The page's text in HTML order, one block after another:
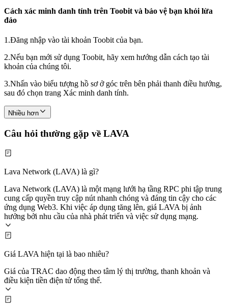
Cách xác minh danh tính trên Toobit và bảo vệ bạn khỏi lừa
đảo
1.Đăng nhập vào tài khoản Toobit của bạn.
2.Nếu bạn mới sử dụng Toobit, hãy xem hướng dẫn cách tạo tài
khoản của chúng tôi.
3.Nhấn vào biểu tượng hồ sơ ở góc trên bên phải thanh điều hướng,
sau đó chọn trang Xác minh danh tính.
Nhiều hơn
Câu hỏi thường gặp về LAVA
Lava Network (LAVA) là gì?
Lava Network (LAVA) là một mạng lưới hạ tầng RPC phi tập trung
cung cấp quyền truy cập nút nhanh chóng và đáng tin cậy cho các
ứng dụng Web3. Khi việc áp dụng tăng lên, giá LAVA bị ảnh
hưởng bởi nhu cầu của nhà phát triển và việc sử dụng mạng.
Giá LAVA hiện tại là bao nhiêu?
Giá của TRAC dao động theo tâm lý thị trường, thanh khoản và
điều kiện tiền điện tử tổng thể.